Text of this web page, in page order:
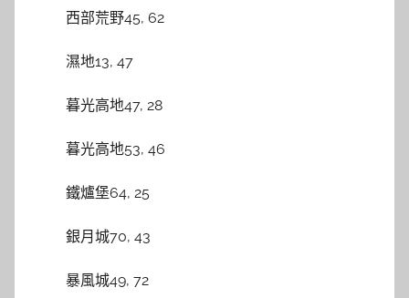
西部荒野45, 62
濕地13, 47
暮光高地47, 28
暮光高地53, 46
鐵爐堡64, 25
銀月城70, 43
暴風城49, 72